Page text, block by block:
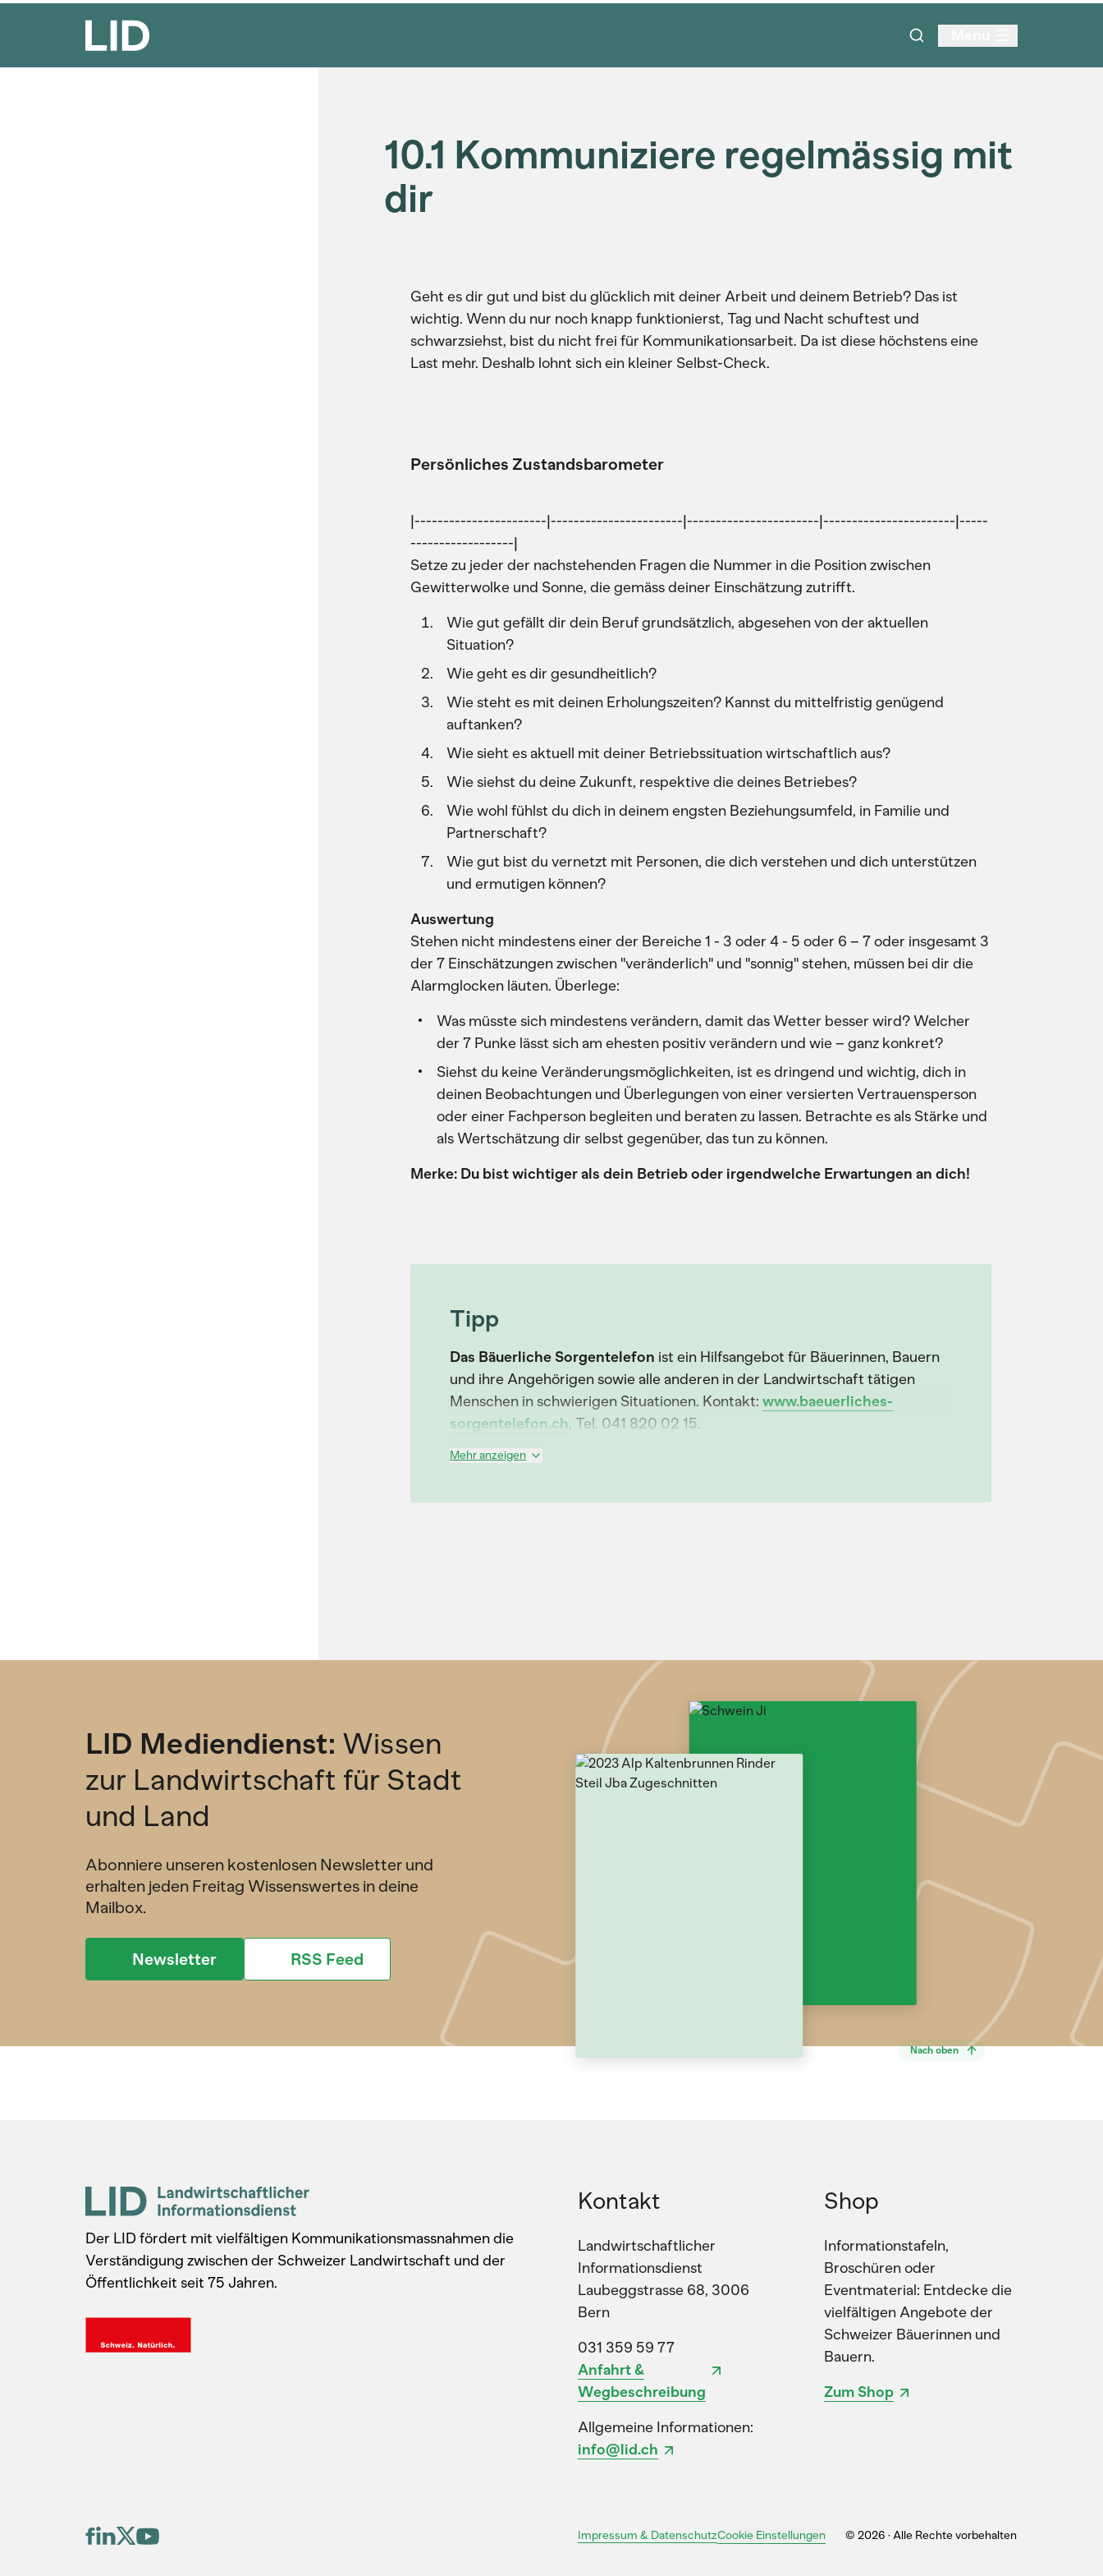
10.1 Kommuniziere regelmässig mit
dir
Geht es dir gut und bist du glücklich mit deiner Arbeit und deinem Betrieb? Das ist
wichtig. Wenn du nur noch knapp funktionierst, Tag und Nacht schuftest und
schwarzsiehst, bist du nicht frei für Kommunikationsarbeit. Da ist diese höchstens eine
Last mehr. Deshalb lohnt sich ein kleiner Selbst-Check.
Persönliches Zustandsbarometer
|-----------------------|-----------------------|-----------------------|-----------------------|-----
------------------|
Setze zu jeder der nachstehenden Fragen die Nummer in die Position zwischen
Gewitterwolke und Sonne, die gemäss deiner Einschätzung zutrifft.
Wie gut gefällt dir dein Beruf grundsätzlich, abgesehen von der aktuellen
Situation?
Wie geht es dir gesundheitlich?
Wie steht es mit deinen Erholungszeiten? Kannst du mittelfristig genügend
auftanken?
Wie sieht es aktuell mit deiner Betriebssituation wirtschaftlich aus?
Wie siehst du deine Zukunft, respektive die deines Betriebes?
Wie wohl fühlst du dich in deinem engsten Beziehungsumfeld, in Familie und
Partnerschaft?
Wie gut bist du vernetzt mit Personen, die dich verstehen und dich unterstützen
und ermutigen können?
Auswertung
Stehen nicht mindestens einer der Bereiche 1 - 3 oder 4 - 5 oder 6 – 7 oder insgesamt 3
der 7 Einschätzungen zwischen "veränderlich" und "sonnig" stehen, müssen bei dir die
Alarmglocken läuten. Überlege:
Was müsste sich mindestens verändern, damit das Wetter besser wird? Welcher
der 7 Punke lässt sich am ehesten positiv verändern und wie – ganz konkret?
Siehst du keine Veränderungsmöglichkeiten, ist es dringend und wichtig, dich in
deinen Beobachtungen und Überlegungen von einer versierten Vertrauensperson
oder einer Fachperson begleiten und beraten zu lassen. Betrachte es als Stärke und
als Wertschätzung dir selbst gegenüber, das tun zu können.
Merke: Du bist wichtiger als dein Betrieb oder irgendwelche Erwartungen an dich!
Tipp
Das Bäuerliche Sorgentelefon ist ein Hilfsangebot für Bäuerinnen, Bauern
und ihre Angehörigen sowie alle anderen in der Landwirtschaft tätigen
Menschen in schwierigen Situationen. Kontakt: www.baeuerliches-
sorgentelefon.ch, Tel. 041 820 02 15.
Mehr anzeigen
LID Mediendienst: Wissen
zur Landwirtschaft für Stadt
und Land
Abonniere unseren kostenlosen Newsletter und
erhalten jeden Freitag Wissenswertes in deine
Mailbox.
Newsletter RSS Feed
Nach oben
Der LID fördert mit vielfältigen Kommunikationsmassnahmen die
Verständigung zwischen der Schweizer Landwirtschaft und der
Öffentlichkeit seit 75 Jahren.
Kontakt
Landwirtschaftlicher
Informationsdienst
Laubeggstrasse 68, 3006
Bern
031 359 59 77
Anfahrt &
Wegbeschreibung
Allgemeine Informationen:
info@lid.ch
Shop
Informationstafeln,
Broschüren oder
Eventmaterial: Entdecke die
vielfältigen Angebote der
Schweizer Bäuerinnen und
Bauern.
Zum Shop
Impressum & DatenschutzCookie Einstellungen © 2026 · Alle Rechte vorbehalten